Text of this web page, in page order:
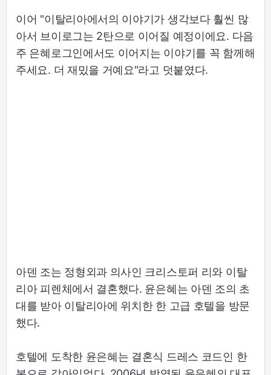
이어 "이탈리아에서의 이야기가 생각보다 훨씬 많
아서 브이로그는 2탄으로 이어질 예정이에요. 다음
주 은혜로그인에서도 이어지는 이야기를 꼭 함께해
주세요. 더 재밌을 거예요"라고 덧붙였다.
아덴 조는 정형외과 의사인 크리스토퍼 리와 이탈
리아 피렌체에서 결혼했다. 윤은혜는 아덴 조의 초
대를 받아 이탈리아에 위치한 한 고급 호텔을 방문
했다.
호텔에 도착한 윤은혜는 결혼식 드레스 코드인 한